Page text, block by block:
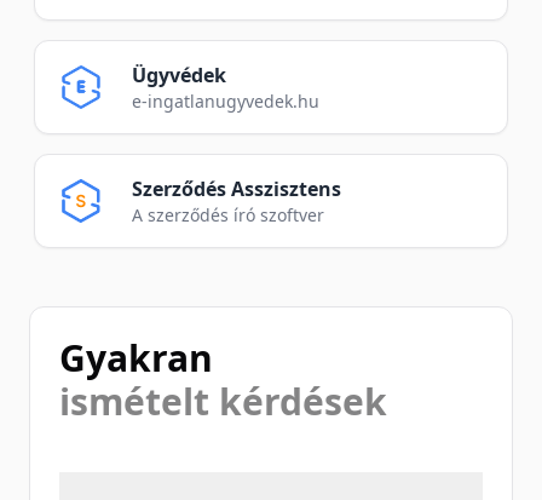
Ügyvédek
e-ingatlanugyvedek.hu
Szerződés Asszisztens
A szerződés író szoftver
Gyakran
ismételt kérdések